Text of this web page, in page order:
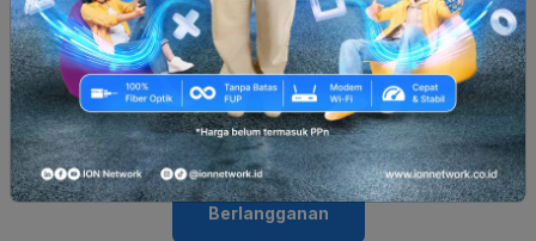
Support Multi-Device Gaming
24/7 Customer Support
Rp. 245.000| Bulan
Berlangganan